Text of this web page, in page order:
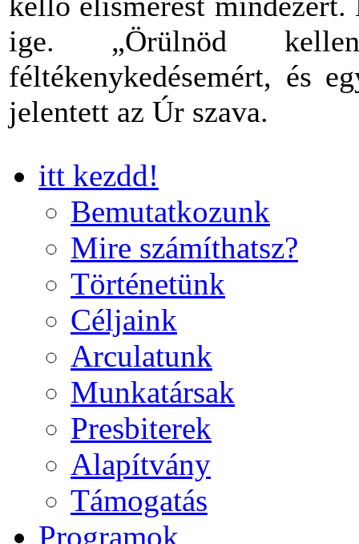
ige. „Örülnöd
féltékenykedésemért, és
jelentett az Úr szava.
itt kezdd!
Bemutatkozunk
Mire számíthatsz?
Történetünk
Céljaink
Arculatunk
Munkatársak
Presbiterek
Alapítvány
Támogatás
Programok